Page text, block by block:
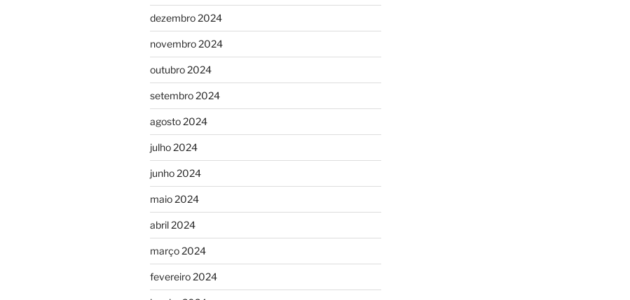
dezembro 2024
novembro 2024
outubro 2024
setembro 2024
agosto 2024
julho 2024
junho 2024
maio 2024
abril 2024
março 2024
fevereiro 2024